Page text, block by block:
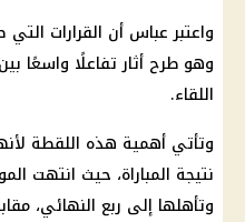
واعتبر عباس أن القرارات التي
وهو طرح أثار تفاعلًا واسعًا
اللقاء.
وتأتي أهمية هذه اللقطة
وتأهلها إلى ربع النهائي،